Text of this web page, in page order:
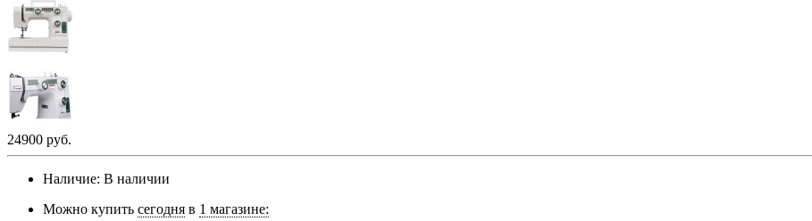
24900 руб.
Наличие: В наличии
Можно купить сегодня в 1 магазине: